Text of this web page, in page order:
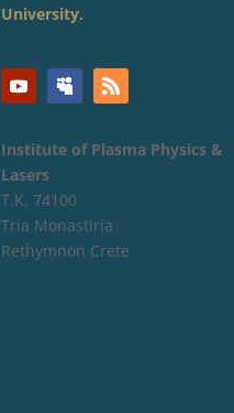
University.
Institute of Plasma Physics &
Lasers
Τ.Κ. 74100
Tria Monastiria
Rethymnon Crete